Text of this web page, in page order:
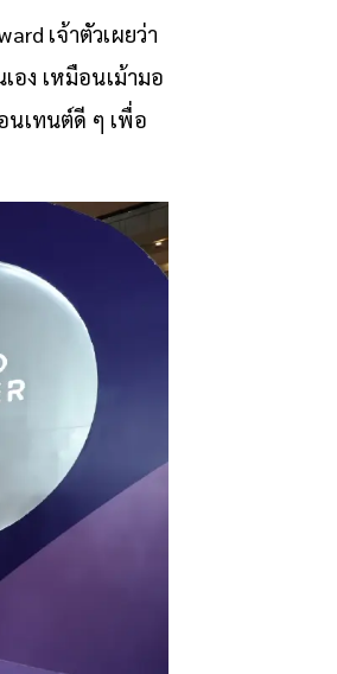
เจ้าตัวเผยว่า
อง เหมือนเม้ามอ
นเทนต์ดี ๆ เพื่อ